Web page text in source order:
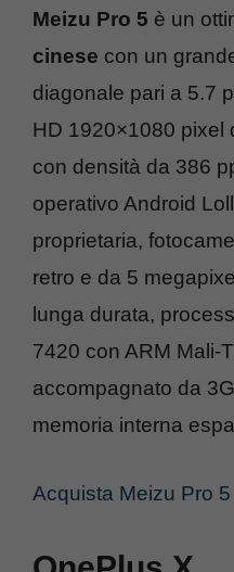
Meizu Pro 5 è un
cinese con un
diagonale pari a 5.7
HD 1920×1080 pixel
con densità da 386
operativo Android
proprietaria,
retro e da 5
lunga durata,
7420 con ARM Mali-
accompagnato da
memoria interna
Acquista Meizu Pro